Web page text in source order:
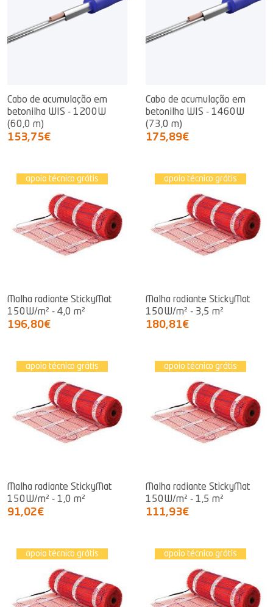
Cabo de acumulação em
betonilha WIS - 1200W
(60,0 m)
153,75€
Cabo de acumulação em
betonilha WIS - 1460W
(73,0 m)
175,89€
apoio técnico grátis
Malha radiante StickyMat
150W/m² - 4,0 m²
196,80€
apoio técnico grátis
Malha radiante StickyMat
150W/m² - 3,5 m²
180,81€
apoio técnico grátis
Malha radiante StickyMat
150W/m² - 1,0 m²
91,02€
apoio técnico grátis
Malha radiante StickyMat
150W/m² - 1,5 m²
111,93€
apoio técnico grátis apoio técnico grátis